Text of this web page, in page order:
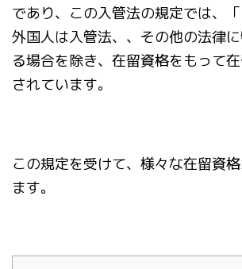
であり、この入管法の規定では、
外国人は入管法、、その他の法律
る場合を除き、在留資格をもって
されています。
この規定を受けて、様々な在留資
ます。